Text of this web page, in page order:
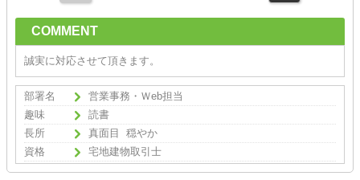
COMMENT
誠実に対応させて頂きます。
部署名
営業事務・Ｗeb担当
趣味
読書
長所
真面目 穏やか
資格
宅地建物取引士